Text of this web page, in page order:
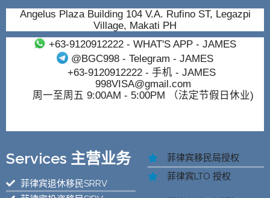
Angelus Plaza Building 104 V.A. Rufino ST, Legazpi
Village, Makati PH
+63-9120912222- WHAT'S APP - JAMES
@BGC998 - Telegram - JAMES
+63-9120912222- 手机 - JAMES
998VISA@gmail.com
周一至周五 9:00AM - 5:00PM （法定节假日休业)
Services 主营业务
菲律宾退休移民SRRV
菲律宾移民局授权
菲律宾LTO 授权